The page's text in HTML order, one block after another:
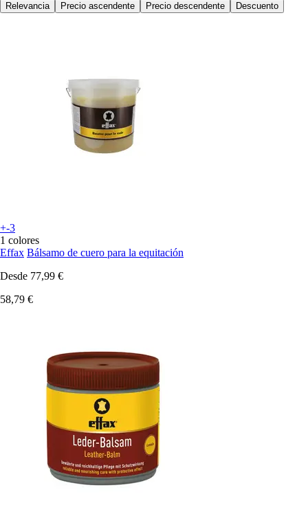
Relevancia
Precio ascendente Precio descendente Descuento
+-3
1 colores
Effax Bálsamo de cuero para la equitación
Desde 77,99 €
58,79 €